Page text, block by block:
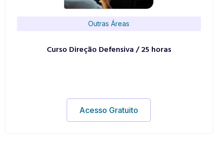
Outras Áreas
Curso Direção Defensiva / 25 horas
Acesso Gratuito